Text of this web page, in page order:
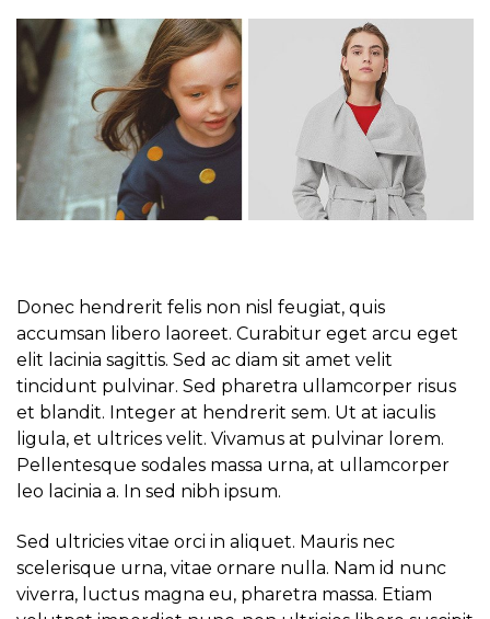
Donec hendrerit felis non nisl feugiat, quis
accumsan libero laoreet. Curabitur eget arcu eget
elit lacinia sagittis. Sed ac diam sit amet velit
tincidunt pulvinar. Sed pharetra ullamcorper risus
et blandit. Integer at hendrerit sem. Ut at iaculis
ligula, et ultrices velit. Vivamus at pulvinar lorem.
Pellentesque sodales massa urna, at ullamcorper
leo lacinia a. In sed nibh ipsum.
Sed ultricies vitae orci in aliquet. Mauris nec
scelerisque urna, vitae ornare nulla. Nam id nunc
viverra, luctus magna eu, pharetra massa. Etiam